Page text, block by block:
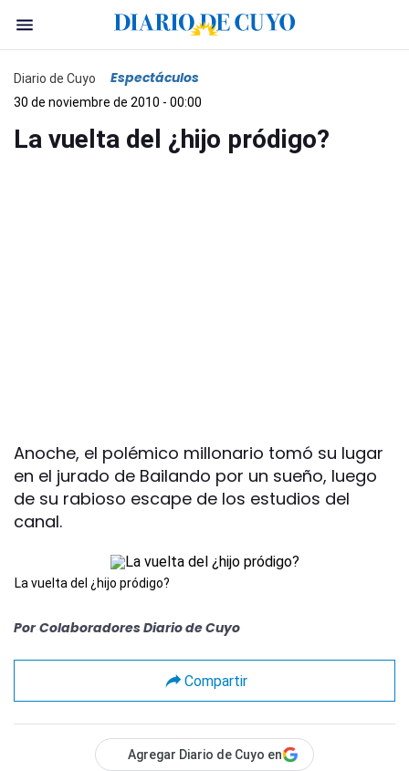
Diario de Cuyo Espectáculos
30 de noviembre de 2010 - 00:00
La vuelta del ¿hijo pródigo?
Anoche, el polémico millonario tomó su lugar
en el jurado de Bailando por un sueño, luego
de su rabioso escape de los estudios del
canal.
La vuelta del ¿hijo pródigo?
Por Colaboradores Diario de Cuyo
Compartir
Agregar Diario de Cuyo en